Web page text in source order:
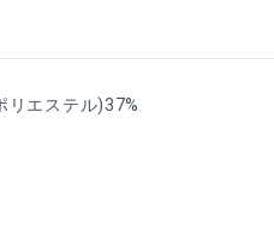
リエステル)37%